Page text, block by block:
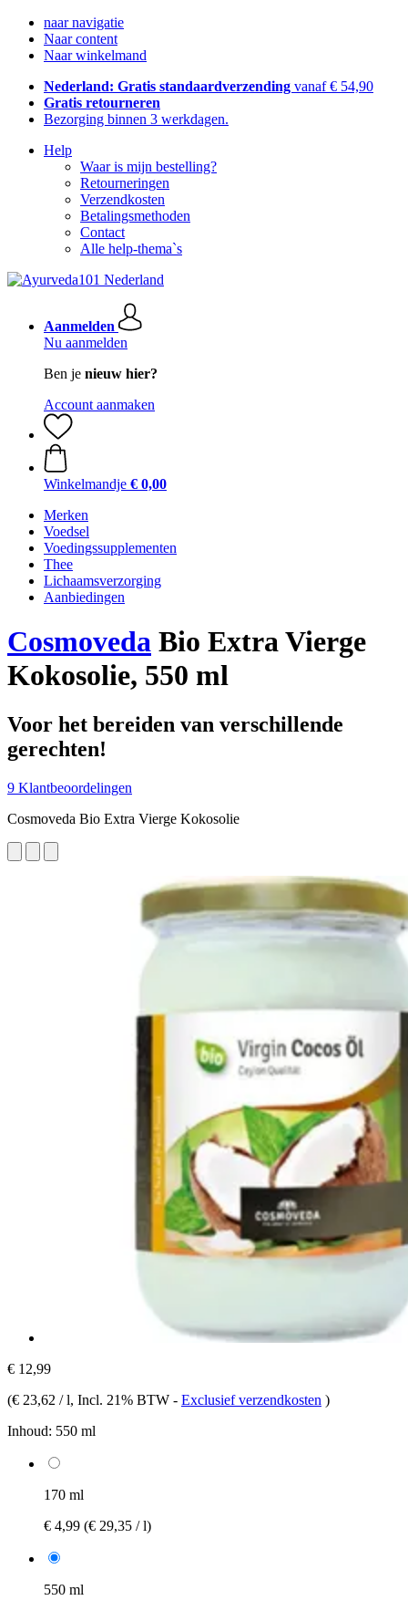
naar navigatie
Naar content
Naar winkelmand
Nederland: Gratis standaardverzending vanaf € 54,90
Gratis retourneren
Bezorging binnen 3 werkdagen.
Help
Waar is mijn bestelling?
Retourneringen
Verzendkosten
Betalingsmethoden
Contact
Alle help-thema`s
Aanmelden
Nu aanmelden
Ben je nieuw hier?
Account aanmaken
Winkelmandje € 0,00
Merken
Voedsel
Voedingssupplementen
Thee
Lichaamsverzorging
Aanbiedingen
Cosmoveda Bio Extra Vierge
Kokosolie, 550 ml
Voor het bereiden van verschillende
gerechten!
9 Klantbeoordelingen
Cosmoveda Bio Extra Vierge Kokosolie
€ 12,99
(€ 23,62 / l, Incl. 21% BTW - Exclusief verzendkosten )
Inhoud: 550 ml
170 ml
€ 4,99 (€ 29,35 / l)
550 ml